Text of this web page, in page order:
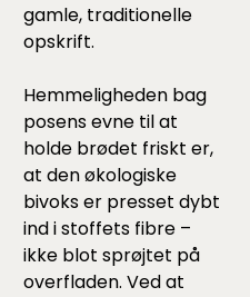
gamle, traditionelle
opskrift.
Hemmeligheden bag
posens evne til at
holde brødet friskt er,
at den økologiske
bivoks er presset dybt
ind i stoffets fibre –
ikke blot sprøjtet på
overfladen. Ved at